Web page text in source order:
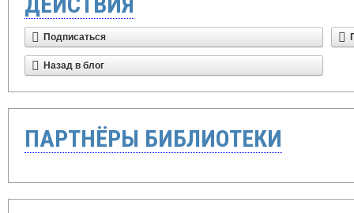
Подписаться
Назад в блог
ПАРТНЁРЫ БИБЛИОТЕКИ